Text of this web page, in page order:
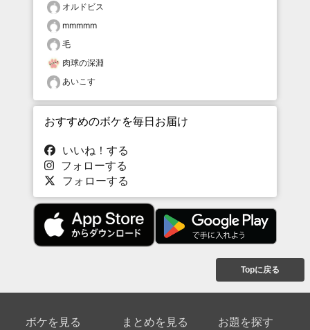
オルドビス
mmmmm
毛
肉球の深淵
あいこす
おすすめのボケを毎日お届け
いいね！する
フォローする
フォローする
Topに戻る
ボケを見る まとめを見る お題を探す